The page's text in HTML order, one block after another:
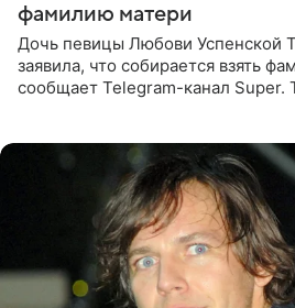
фамилию матери
Дочь певицы Любови Успенской
заявила, что собирается взять
сообщает Telegram-канал Super.